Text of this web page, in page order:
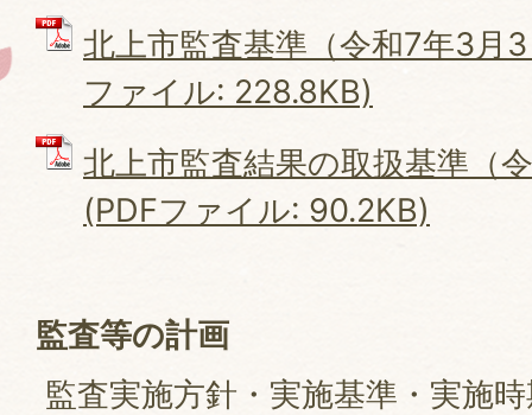
北上市監査基準（令和7年3月
ファイル: 228.8KB)
北上市監査結果の取扱基準（
(PDFファイル: 90.2KB)
監査等の計画
監査実施方針・実施基準・実施